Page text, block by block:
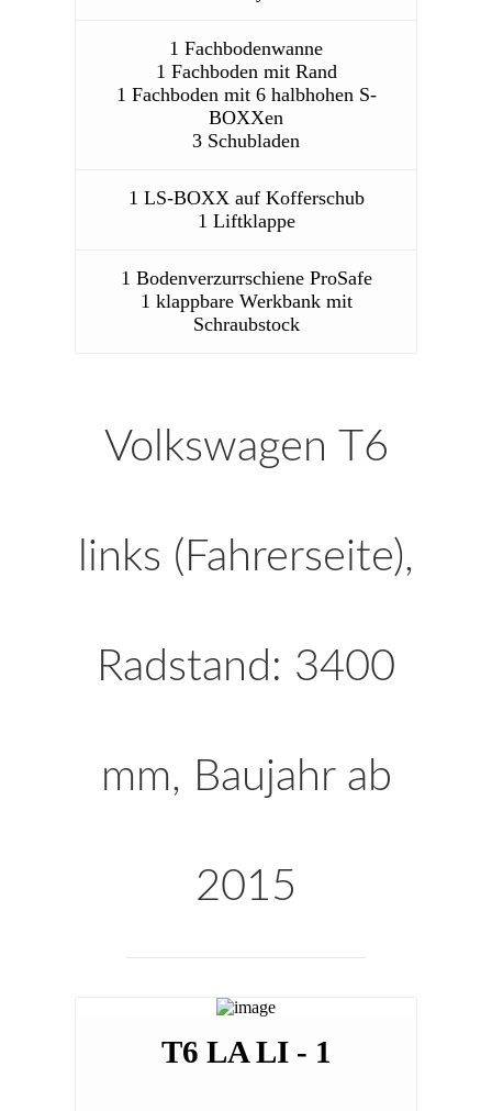
1 Fachbodenwanne
1 Fachboden mit Rand
1 Fachboden mit 6 halbhohen S-
BOXXen
3 Schubladen
1 LS-BOXX auf Kofferschub
1 Liftklappe
1 Bodenverzurrschiene ProSafe
1 klappbare Werkbank mit
Schraubstock
Volkswagen T6
links (Fahrerseite),
Radstand: 3400
mm, Baujahr ab
2015
T6 LA LI - 1